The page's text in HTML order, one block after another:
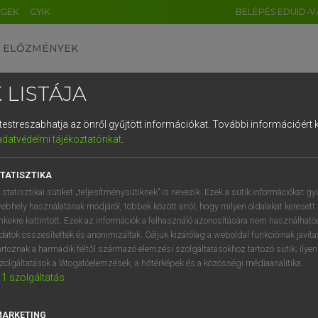
GYIK BELÉPÉS EDUID-
ELŐZMÉNYEK
egyetemes nagyszótár
VAN ELŐFIZETÉSED?
megtekintéséhez.
LISTÁJA
az önről gyűjtött információkat. További információért
tájékoztatónkat.
statisztikai sütiket „teljesítménysütiknek” is nevezik. Ezek a sütik információkat
használatának módjáról, többek között arról, hogy milyen oldalakat keresett
kattintott. Ezek az információk a felhasználó azonosítására nem
összesítettek és anonimizáltak. Céljuk kizárólag a weboldal funkcióinak
a harmadik féltől származó elemzési szolgáltatásokhoz tartozó sütik;
a látogatóelemzések, a hőtérképek és a közösségi médiaanalitika.
1 szolgáltatás
DE CN FR ES IT NL
1 2 3 4 5 6 7 8 9
q w e r t z u i
a s d f g h j k l é
í y x c v b n m , .